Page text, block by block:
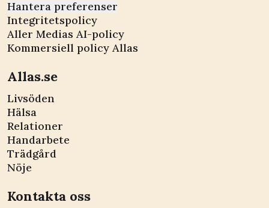
Hantera preferenser
Integritetspolicy
Aller Medias AI-policy
Kommersiell policy Allas
Allas.se
Livsöden
Hälsa
Relationer
Handarbete
Trädgård
Nöje
Kontakta oss